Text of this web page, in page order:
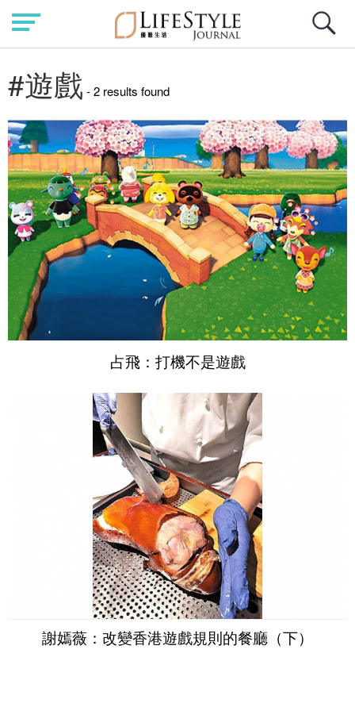
#遊戲 - 2 results found
占飛：打機不是遊戲
謝嫣薇：改變香港遊戲規則的餐廳（下）